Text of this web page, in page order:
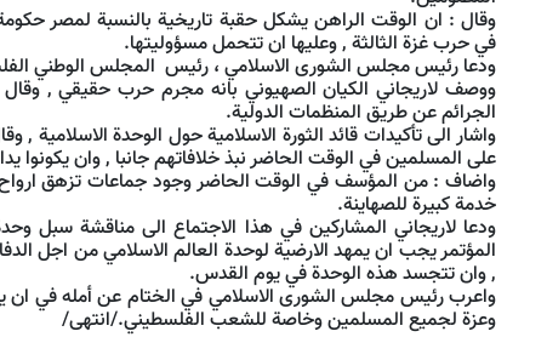
وقال : ان الوقت الراهن يشكل حقبة تاريخية بالنسبة لمصر
في حرب غزة الثالثة , وعليها ان تتحمل مسؤوليتها.
ودعا رئيس مجلس الشورى الاسلامي ، رئيس المجلس الوطني
ووصف لاريجاني الكيان الصهيوني بانه مجرم حرب حقيقي ,
الجرائم عن طريق المنظمات الدولية.
واشار الى تأكيدات قائد الثورة الاسلامية حول الوحدة الاسلامية ,
على المسلمين في الوقت الحاضر نبذ خلافاتهم جانبا , وان يكونوا
واضاف : من المؤسف في الوقت الحاضر وجود جماعات تزهق
خدمة كبيرة للصهاينة.
ودعا لاريجاني المشاركين في هذا الاجتماع الى مناقشة سبل
المؤتمر يجب ان يمهد الارضية لوحدة العالم الاسلامي من اجل
, وان تتجسد هذه الوحدة في يوم القدس.
واعرب رئيس مجلس الشورى الاسلامي في الختام عن أمله في ان
وعزة لجميع المسلمين وخاصة للشعب الفلسطيني./انتهى/